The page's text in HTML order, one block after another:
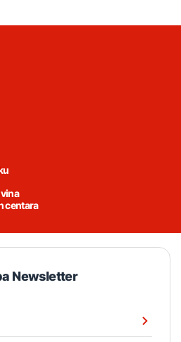
centara
Newsletter